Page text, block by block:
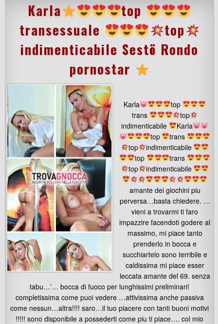
Karla
top
transessuale
top
indimenticabile Sestö Rondo
pornostar
Karla
top
trans
top
indimenticabile
Karla
top
trans
top
indimenticabile
top
trans
top
indimenticabile
amante dei giochini piu
perversa…basta chiedere. …
vieni a trovarmi ti faro
impazzire facendoti godere al
massimo, mi piace tanto
prenderlo in bocca e
succhiartelo sono terribile e
caldissima mi piace esser
leccata amante del 69. senza
tabu…’… bocca di fuoco per lunghissimi preliminari!
completissima come puoi vedere …attivissima anche passiva
come nessun…altra!!!! saro…il tuo piacere con tanti buoni motivi
!!!!! sono disponibile a possederti come piu ti piace…. col mio